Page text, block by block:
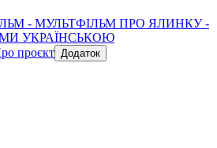
- МУЛЬТФІЛЬМ ПРО ЯЛИНКУ -
УКРАЇНСЬКОЮ
проєкт Додаток